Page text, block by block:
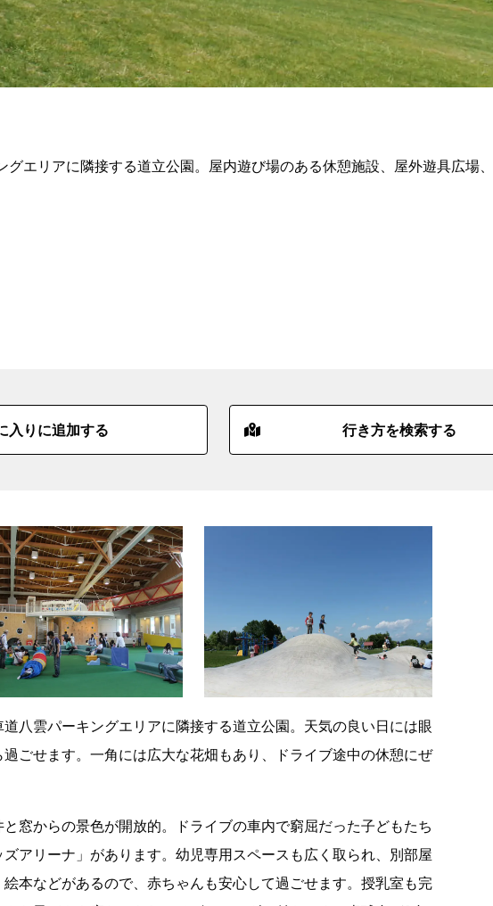
エリアに隣接する道立公園。屋内遊び場のある休憩施設、屋外遊具広場
入りに追加する 行き方を検索する
八雲パーキングエリアに隣接する道立公園。天気の良い日には眼
ごせます。一角には広大な花畑もあり、ドライブ途中の休憩にぜ
窓からの景色が開放的。ドライブの車内で窮屈だった子どもたち
アリーナ」があります。幼児専用スペースも広く取られ、別部屋
本などがあるので、赤ちゃんも安心して過ごせます。授乳室も完